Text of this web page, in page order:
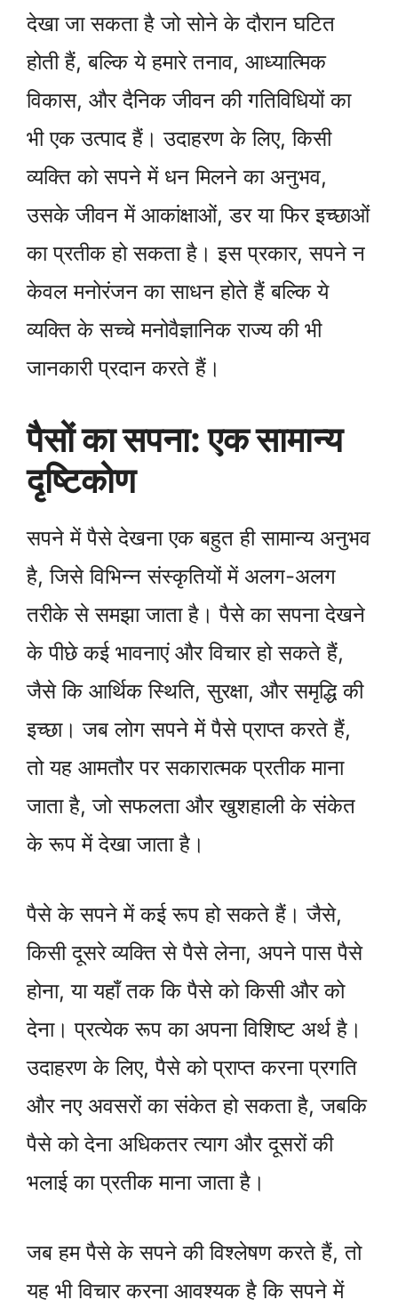
देखा जा सकता है जो सोने के दौरान घटित
होती हैं, बल्कि ये हमारे तनाव, आध्यात्मिक
विकास, और दैनिक जीवन की गतिविधियों का
भी एक उत्पाद हैं। उदाहरण के लिए, किसी
व्यक्ति को सपने में धन मिलने का अनुभव,
उसके जीवन में आकांक्षाओं, डर या फिर इच्छाओं
का प्रतीक हो सकता है। इस प्रकार, सपने न
केवल मनोरंजन का साधन होते हैं बल्कि ये
व्यक्ति के सच्चे मनोवैज्ञानिक राज्य की भी
जानकारी प्रदान करते हैं।
पैसों का सपना: एक सामान्य
दृष्टिकोण
सपने में पैसे देखना एक बहुत ही सामान्य अनुभव
है, जिसे विभिन्न संस्कृतियों में अलग-अलग
तरीके से समझा जाता है। पैसे का सपना देखने
के पीछे कई भावनाएं और विचार हो सकते हैं,
जैसे कि आर्थिक स्थिति, सुरक्षा, और समृद्धि की
इच्छा। जब लोग सपने में पैसे प्राप्त करते हैं,
तो यह आमतौर पर सकारात्मक प्रतीक माना
जाता है, जो सफलता और खुशहाली के संकेत
के रूप में देखा जाता है।
पैसे के सपने में कई रूप हो सकते हैं। जैसे,
किसी दूसरे व्यक्ति से पैसे लेना, अपने पास पैसे
होना, या यहाँ तक कि पैसे को किसी और को
देना। प्रत्येक रूप का अपना विशिष्ट अर्थ है।
उदाहरण के लिए, पैसे को प्राप्त करना प्रगति
और नए अवसरों का संकेत हो सकता है, जबकि
पैसे को देना अधिकतर त्याग और दूसरों की
भलाई का प्रतीक माना जाता है।
जब हम पैसे के सपने की विश्लेषण करते हैं, तो
यह भी विचार करना आवश्यक है कि सपने में